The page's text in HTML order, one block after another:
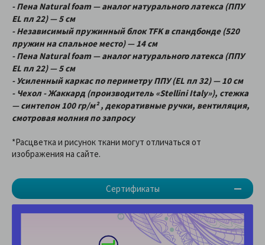
Сертификаты
- Пена Natural foam — аналог натурального латекса (ППУ
EL пл 22) — 5 см
- Независимый пружинный блок TFK в спандбонде (520
пружин на спальное место) — 14 см
- Пена Natural foam — аналог натурального латекса (ППУ
EL пл 22) — 5 см
- Усиленный каркас по периметру ППУ (EL пл 32) — 10 см
- Чехол - Жаккард (производитель «Stellini Italy»), стежка
— синтепон 100 гр/м² , декоративные ручки, вентиляция,
смотровая молния по запросу
*Расцветка и рисунок ткани могут отличаться от
изображения на сайте.